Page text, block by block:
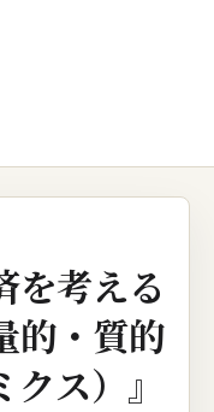
を考える
的・質的
ス）』